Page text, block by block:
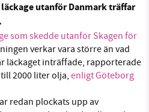
Instagram
utanför Danmark träffar
som skedde utanför Skagen för
verkar vara större än vad
läckaget inträffade, rapporterade
2000 liter olja, enligt Göteborg
redan plockats upp av
hållbar framtid. Sedan